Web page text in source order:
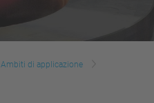
Ambiti di applicazione